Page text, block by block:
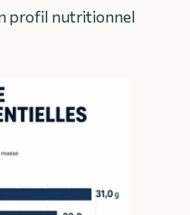
profil nutritionnel